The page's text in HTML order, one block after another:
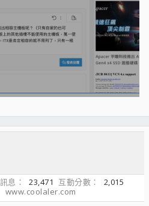
訊息 23,471 互動分數
2,015
www.coolaler.com